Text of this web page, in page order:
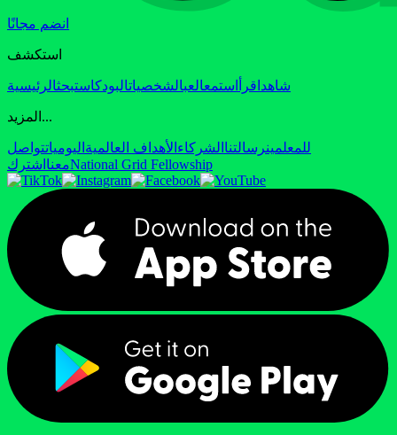
انضم مجانًا
استكشف
شاهد اقرأ استمعالعبالشخصياتالبودكاستبحثالرئيسية
المزيد...
للمعلمينرسالتنا الشركاء الأهداف العالمية اليومياتتواصل
معنا اشترك National Grid Fellowship